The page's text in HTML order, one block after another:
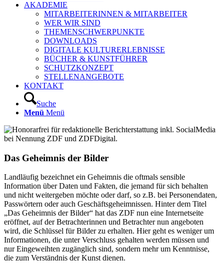
AKADEMIE
MITARBEITERINNEN & MITARBEITER
WER WIR SIND
THEMENSCHWERPUNKTE
DOWNLOADS
DIGITALE KULTURERLEBNISSE
BÜCHER & KUNSTFÜHRER
SCHUTZKONZEPT
STELLENANGEBOTE
KONTAKT
Suche
Menü Menü
Das Geheimnis der Bilder
Landläufig bezeichnet ein Geheimnis die oftmals sensible
Information über Daten und Fakten, die jemand für sich behalten
und nicht weitergeben möchte oder darf, so z.B. bei Personendaten,
Passwörtern oder auch Geschäftsgeheimnissen. Hinter dem Titel
„Das Geheimnis der Bilder“ hat das ZDF nun eine Internetseite
eröffnet, auf der Betrachterinnen und Betrachter nun angeboten
wird, die Schlüssel für Bilder zu erhalten. Hier geht es weniger um
Informationen, die unter Verschluss gehalten werden müssen und
nur Eingeweihten zugänglich sind, sondern mehr um Kenntnisse,
die zum Verständnis der Kunst dienen.